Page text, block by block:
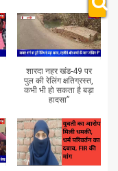
शारदा नहर खंड-49 पर
पुल की रेलिंग क्षतिग्रस्त,
कभी भी हो सकता है बड़ा
हादसा”